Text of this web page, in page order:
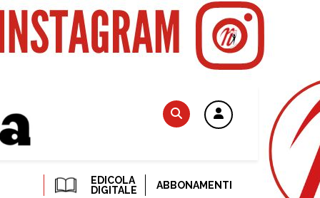
EDICOLA
DIGITALE
ABBONAMENTI